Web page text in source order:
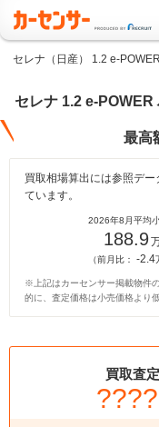
セレナ（日産） 1.2 e-
セレナ 1.2 e-
最高
買取相場算出には参照デ
ています。
2026年8月平均
188.9
（前月比： -2.4
※上記はカーセンサー掲載物件
的に、査定価格は小売価格より
買取査
????